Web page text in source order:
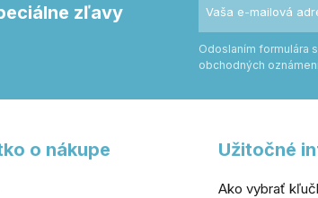
zľavy
Odoslaním formulára
obchodných
o nákupe Užitočné
Ako vybrať